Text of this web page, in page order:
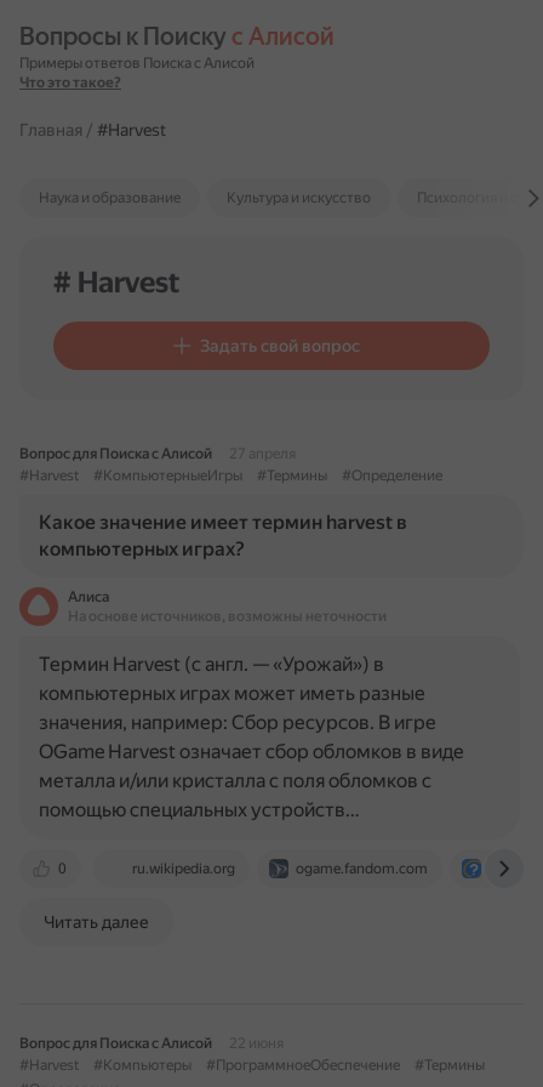
Вопросы к Поиску с Алисой
Примеры ответов Поиска с Алисой
Что это такое?
Главная / #Harvest
Наука и образование Культура и искусство Психология и
# Harvest
Задать свой вопрос
Вопрос для Поиска с Алисой
27 апреля
#Harvest
#КомпьютерныеИгры #Термины #Определение
Какое значение имеет термин harvest в
компьютерных играх?
Алиса
На основе источников, возможны неточности
0 ru.wikipedia.org ogame.fandom.com
Термин Harvest (с англ. — «Урожай») в
компьютерных играх может иметь разные
значения, например: Сбор ресурсов. В игре
OGame Harvest означает сбор обломков в виде
металла и/или кристалла с поля обломков с
помощью специальных устройств…
Читать далее
Вопрос для Поиска с Алисой
22 июня
#Harvest
#Компьютеры #ПрограммноеОбеспечение
#Термины